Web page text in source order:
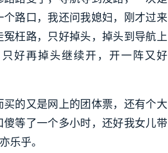
路口，我还问我媳妇，刚才过来
枉路，只好掉头，掉头到导航上
好再掉头继续开，开一阵又好
的又是网上的团体票，还有个大
等了一个多小时，还好我女儿带
乐乎。